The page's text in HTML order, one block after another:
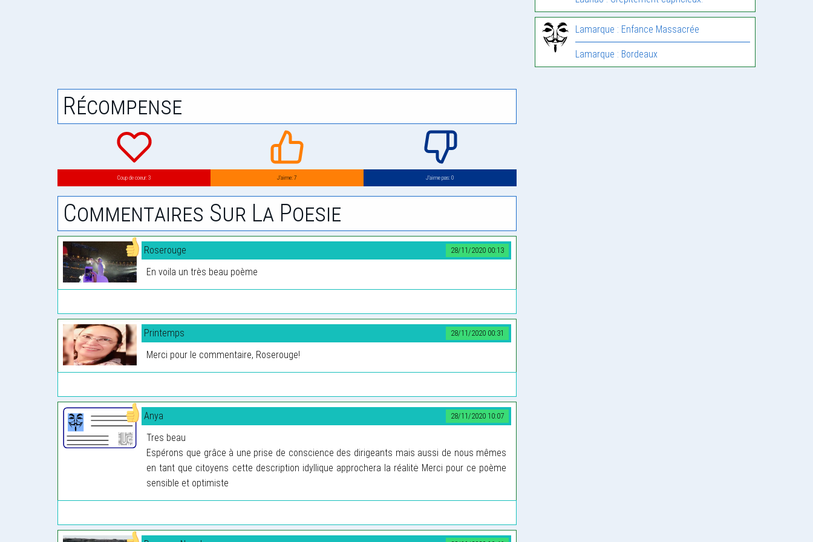
Récompense
Coup de coeur: 3 J’aime: 7 J’aime pas: 0
Commentaires Sur La Poesie
28/11/2020 00:13
Roserouge
En voila un très beau poème
28/11/2020 00:31
Printemps
Merci pour le commentaire, Roserouge!
28/11/2020 10:07
Anya
Tres beau
Espérons que grâce à une prise de conscience des dirigeants mais aussi de nous mêmes
en tant que citoyens cette description idyllique approchera la réalitė Merci pour ce poème
sensible et optimiste
Lamarque : Enfance Massacrée
Lamarque : Bordeaux